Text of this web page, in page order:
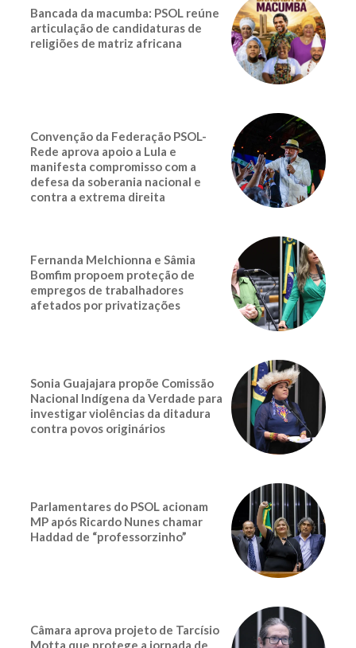
Bancada da macumba: PSOL reúne
articulação de candidaturas de
religiões de matriz africana
Convenção da Federação PSOL-
Rede aprova apoio a Lula e
manifesta compromisso com a
defesa da soberania nacional e
contra a extrema direita
Fernanda Melchionna e Sâmia
Bomfim propoem proteção de
empregos de trabalhadores
afetados por privatizações
Sonia Guajajara propõe Comissão
Nacional Indígena da Verdade para
investigar violências da ditadura
contra povos originários
Parlamentares do PSOL acionam
MP após Ricardo Nunes chamar
Haddad de “professorzinho”
Câmara aprova projeto de Tarcísio
Motta que protege a jornada de